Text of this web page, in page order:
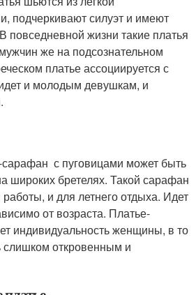
подчеркивают силуэт и имеют
повседневной жизни такие платья
же на подсознательном
платье ассоциируется с
и молодым девушкам, и
с пуговицами может быть
широких бретелях. Такой сарафан
и для летнего отдыха. Идет
от возраста. Платье-
индивидуальность женщины, в то
откровенным и